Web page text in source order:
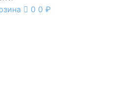
0 0 ₽